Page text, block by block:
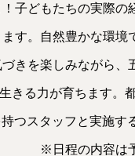
子どもたちの実際
す。自然豊かな環
きを楽しみながら
きる力が育ちます。
つスタッフと実施す
※日程の内容は